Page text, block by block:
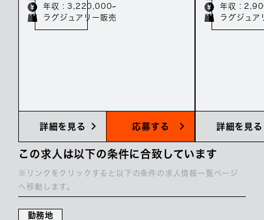
年収 : 3,220,000~
ラグジュアリー販売
詳細を見る 応募する
年収 :
ラグジュア
詳細を見る
この求人は以下の条件に合致しています
※リンクをクリックすると以下の条件の求人情報一覧ページ
へ移動します。
勤務地